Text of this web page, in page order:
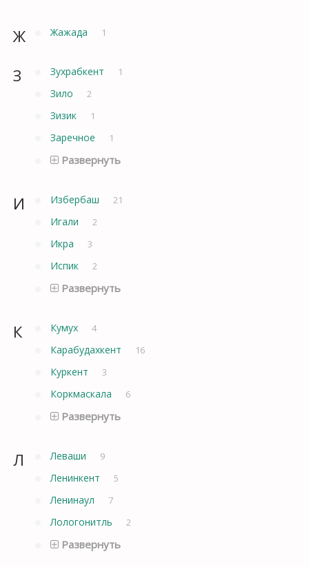
Ж Жажада 1
З Зухрабкент 1
Зило 2
Зизик 1
Заречное 1
Развернуть
И Избербаш 21
Игали 2
Икра 3
Испик 2
Развернуть
К Кумух 4
Карабудахкент 16
Куркент 3
Коркмаскала 6
Развернуть
Л Леваши 9
Ленинкент 5
Ленинаул 7
Лологонитль 2
Развернуть